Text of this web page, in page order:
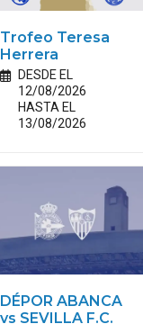
Trofeo Teresa
Herrera
DESDE EL
12/08/2026
HASTA EL
13/08/2026
DÉPOR ABANCA
vs SEVILLA F.C.